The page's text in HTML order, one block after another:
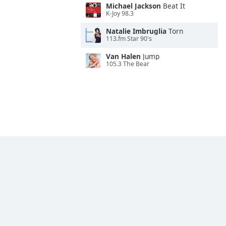
Michael Jackson Beat It
K-Joy 98.3
Natalie Imbruglia Torn
113.fm Star 90's
Van Halen Jump
105.3 The Bear